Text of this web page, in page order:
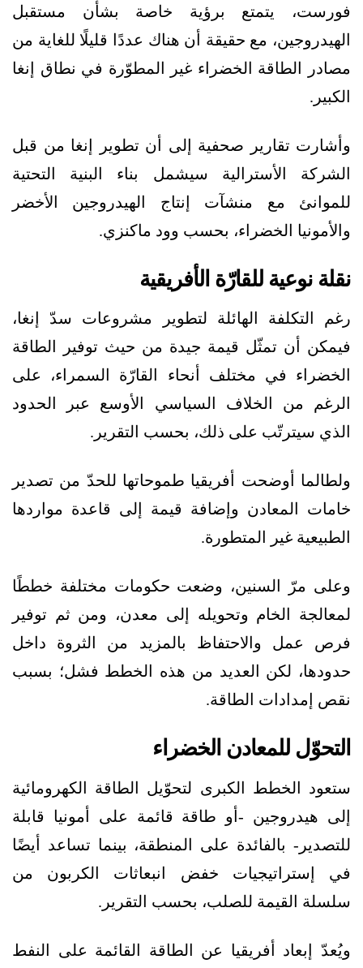
فورست، يتمتع برؤية خاصة بشأن مستقبل
الهيدروجين، مع حقيقة أن هناك عددًا قليلًا للغاية من
مصادر الطاقة الخضراء غير المطوّرة في نطاق إنغا
الكبير.
وأشارت تقارير صحفية إلى أن تطوير إنغا من قبل
الشركة الأسترالية سيشمل بناء البنية التحتية
للموانئ مع منشآت إنتاج الهيدروجين الأخضر
والأمونيا الخضراء، بحسب وود ماكنزي.
نقلة نوعية للقارّة الأفريقية
رغم التكلفة الهائلة لتطوير مشروعات سدّ إنغا،
فيمكن أن تمثّل قيمة جيدة من حيث توفير الطاقة
الخضراء في مختلف أنحاء القارّة السمراء، على
الرغم من الخلاف السياسي الأوسع عبر الحدود
الذي سيترتّب على ذلك، بحسب التقرير.
ولطالما أوضحت أفريقيا طموحاتها للحدّ من تصدير
خامات المعادن وإضافة قيمة إلى قاعدة مواردها
الطبيعية غير المتطورة.
وعلى مرّ السنين، وضعت حكومات مختلفة خططًا
لمعالجة الخام وتحويله إلى معدن، ومن ثم توفير
فرص عمل والاحتفاظ بالمزيد من الثروة داخل
حدودها، لكن العديد من هذه الخطط فشل؛ بسبب
نقص إمدادات الطاقة.
التحوّل للمعادن الخضراء
ستعود الخطط الكبرى لتحوّيل الطاقة الكهرومائية
إلى هيدروجين -أو طاقة قائمة على أمونيا قابلة
للتصدير- بالفائدة على المنطقة، بينما تساعد أيضًا
في إستراتيجيات خفض انبعاثات الكربون من
سلسلة القيمة للصلب، بحسب التقرير.
ويُعدّ إبعاد أفريقيا عن الطاقة القائمة على النفط